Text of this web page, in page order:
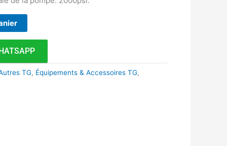
TG, Équipements & Accessoires TG,